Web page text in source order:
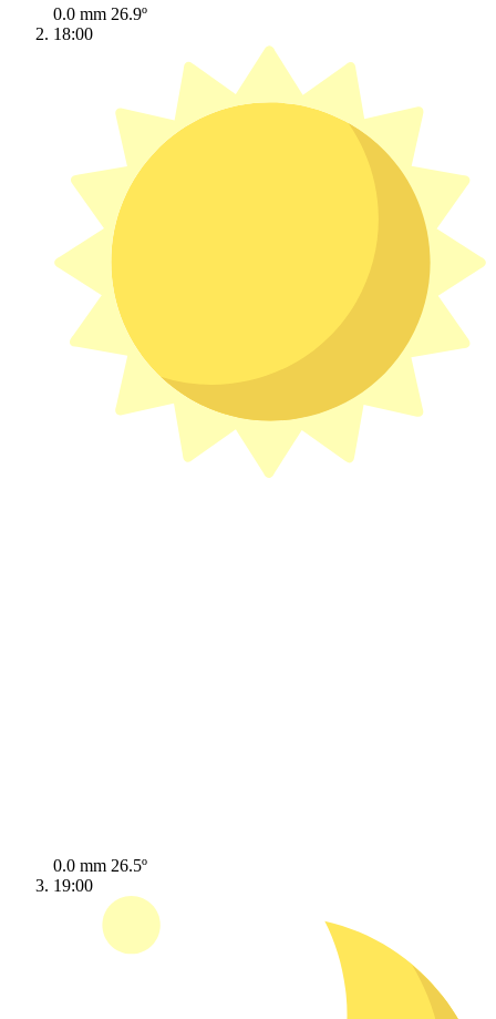
0.0 mm 26.9º
18:00
0.0 mm 26.5º
19:00